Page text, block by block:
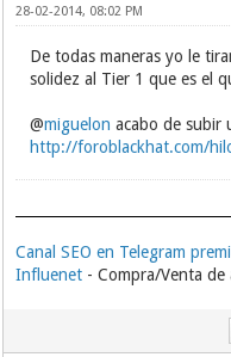
28-02-2014, 08:02 PM
De todas maneras yo le
solidez al Tier 1 que es el
@miguelon acabo de subir
http://foroblackhat.com/
Canal SEO en Telegram
Influenet - Compra/Venta